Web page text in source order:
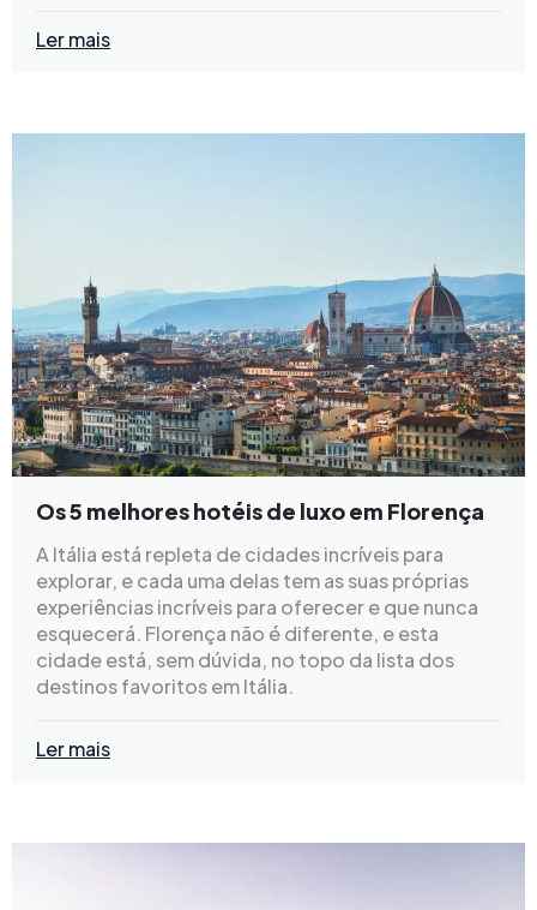
Ler mais
Os 5 melhores hotéis de luxo em Florença
A Itália está repleta de cidades incríveis para
explorar, e cada uma delas tem as suas próprias
experiências incríveis para oferecer e que nunca
esquecerá. Florença não é diferente, e esta
cidade está, sem dúvida, no topo da lista dos
destinos favoritos em Itália.
Ler mais